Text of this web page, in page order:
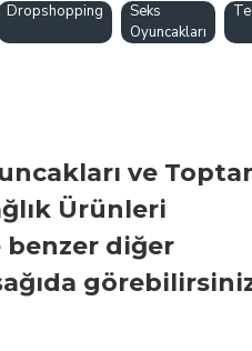
Dropshopping
Seks
Oyuncakları
ve
Ürünleri
benzer diğer